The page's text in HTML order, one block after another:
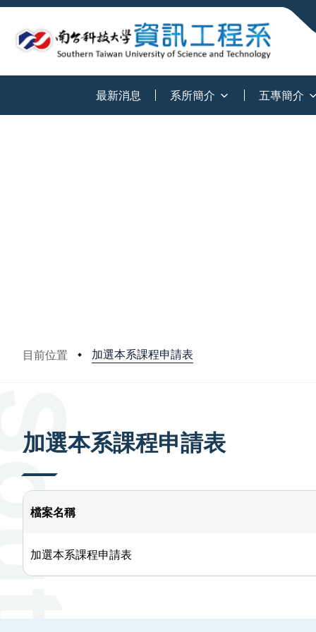
最新消息 系所簡介 五專簡介
目前位置 加選本系課程申請表
加選本系課程申請表
檔案名稱
加選本系課程申請表